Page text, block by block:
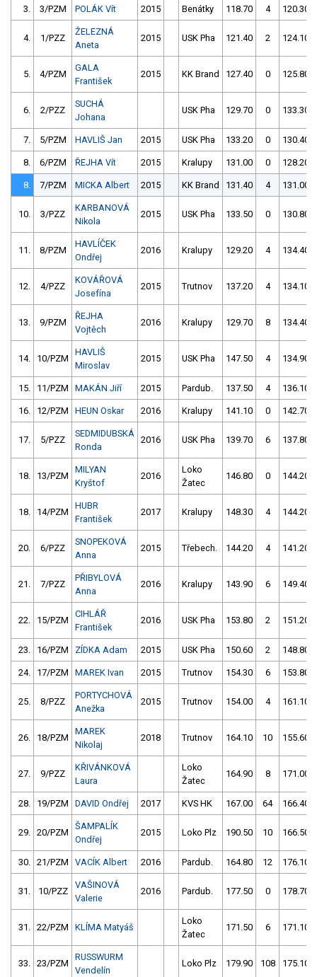
3. 3/PZM POLÁK Vít 2015 Benátky 118.70 4 120.30
4. 1/PZZ
ŽELEZNÁ
Aneta
2015 USK Pha 121.40 2 124.10
5. 4/PZM
GALA
František
2015 KK Brand 127.40 0 125.80
6. 2/PZZ
SUCHÁ
Johana
USK Pha 129.70 0 133.30
7. 5/PZM HAVLIŠ Jan 2015 USK Pha 133.20 0 130.40
8. 6/PZM ŘEJHA Vít 2015 Kralupy 131.00 0 128.20
8. 7/PZM MICKA Albert 2015 KK Brand 131.40 4 131.00
10. 3/PZZ
KARBANOVÁ
Nikola
2015 USK Pha 133.50 0 130.80
11. 8/PZM
HAVLÍČEK
Ondřej
2016 Kralupy 129.20 4 134.40
12. 4/PZZ
KOVÁŘOVÁ
Josefína
2015 Trutnov 137.20 4 134.10
13. 9/PZM
ŘEJHA
Vojtěch
2016 Kralupy 129.70 8 134.40
14. 10/PZM
HAVLIŠ
Miroslav
2015 USK Pha 147.50 4 134.90
15. 11/PZM MAKÁN Jiří 2015 Pardub. 137.50 4 136.10
16. 12/PZM HEUN Oskar 2016 Kralupy 141.10 0 142.70
17. 5/PZZ
SEDMIDUBSKÁ
Ronda
2016 USK Pha 139.70 6 137.80
18. 13/PZM
MILYAN
Kryštof
2016
Loko
Žatec
146.80 0 144.20
18. 14/PZM
HUBR
František
2017 Kralupy 148.30 4 144.20
20. 6/PZZ
SNOPEKOVÁ
Anna
2015 Třebech. 144.20 4 141.20
21. 7/PZZ
PŘIBYLOVÁ
Anna
2016 Kralupy 143.90 6 149.40
22. 15/PZM
CIHLÁŘ
František
2016 USK Pha 153.80 2 151.20
23. 16/PZM ZÍDKA Adam 2015 USK Pha 150.60 2 148.80
24. 17/PZM MAREK Ivan 2015 Trutnov 154.30 6 153.80
25. 8/PZZ
PORTYCHOVÁ
Anežka
2015 Trutnov 154.00 4 161.10
26. 18/PZM
MAREK
Nikolaj
2018 Trutnov 164.10 10 155.60
27. 9/PZZ
KŘIVÁNKOVÁ
Laura
Loko
Žatec
164.90 8 171.00
28. 19/PZM DAVID Ondřej 2017 KVS HK 167.00 64 166.40
29. 20/PZM
ŠAMPALÍK
Ondřej
2015 Loko Plz 190.50 10 166.50
30. 21/PZM VACÍK Albert 2016 Pardub. 164.80 12 176.10
31. 10/PZZ
VAŠINOVÁ
Valerie
2016 Pardub. 177.50 0 178.70
31. 22/PZM KLÍMA Matyáš
Loko
Žatec
171.50 6 171.10
33. 23/PZM
RUSSWURM
Vendelín
Loko Plz 179.90 108 175.10